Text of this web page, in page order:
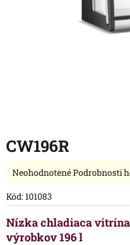
CW196R
Kód:101083
Nízka chladiaca
výrobkov 196 l
Priemerné
produktu
je
0,0
z
5
NeohodnotenéPodrobnosti